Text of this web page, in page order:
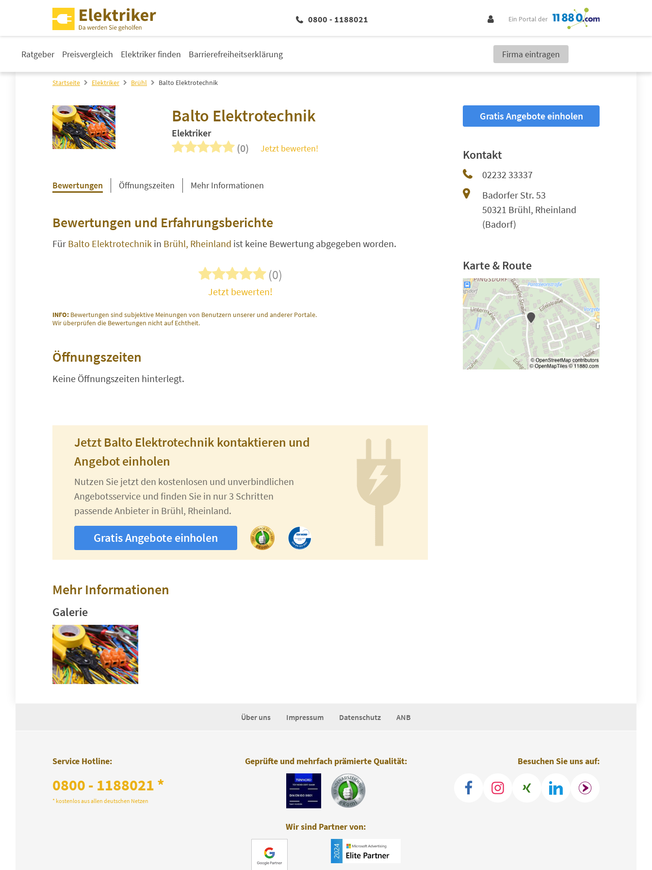
0800 - 1188021 Ein Portal der
Ratgeber Preisvergleich Elektriker finden Barrierefreiheitserklärung Firma eintragen
Startseite Elektriker Brühl Balto Elektrotechnik
Balto Elektrotechnik
Elektriker
(0) Jetzt bewerten!
Bewertungen Öffnungszeiten Mehr Informationen
Bewertungen und Erfahrungsberichte
Für Balto Elektrotechnik in Brühl, Rheinland ist keine Bewertung abgegeben worden.
(0)
Jetzt bewerten!
INFO: Bewertungen sind subjektive Meinungen von Benutzern unserer und anderer Portale.
Wir überprüfen die Bewertungen nicht auf Echtheit.
Öffnungszeiten
Keine Öffnungszeiten hinterlegt.
Jetzt Balto Elektrotechnik kontaktieren und
Angebot einholen
Nutzen Sie jetzt den kostenlosen und unverbindlichen
Angebotsservice und finden Sie in nur 3 Schritten
passende Anbieter in Brühl, Rheinland.
Gratis Angebote einholen
Mehr Informationen
Galerie
Gratis Angebote einholen
Kontakt
02232 33337
Badorfer Str. 53
50321 Brühl, Rheinland
(Badorf)
Karte & Route
Über uns Impressum Datenschutz ANB
Service Hotline:
0800 - 1188021 *
* kostenlos aus allen deutschen Netzen
Besuchen Sie uns auf:
Geprüfte und mehrfach prämierte Qualität:
Wir sind Partner von: